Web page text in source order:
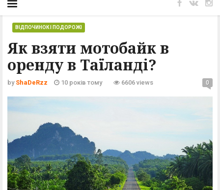
Як взяти мотобайк в
оренду в Таїланді?
ВІДПОЧИНОК І ПОДОРОЖІ
by ShaDeRzz 10 років тому 6606 views 0